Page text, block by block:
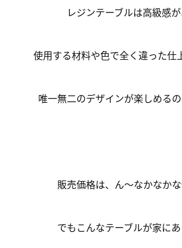
レジンテーブルは高級感
使用する材料や色で全く違った仕
唯一無二のデザインが楽しめるの
販売価格は、ん～なかなかな
でもこんなテーブルが家に